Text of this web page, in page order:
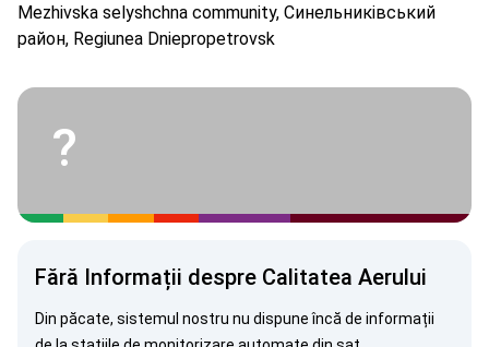
Mezhivska selyshchna community, Синельниківський
район, Regiunea Dniepropetrovsk
?
Fără Informații despre Calitatea Aerului
Din păcate, sistemul nostru nu dispune încă de informații